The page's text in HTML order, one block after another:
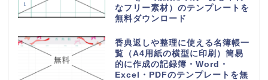
なフリー素材）のテンプレートを
無料ダウンロード
香典返しや整理に使える名簿帳一
覧（A4用紙の横型に印刷）簡易
的に作成の記録簿・Word・
Excel・PDFのテンプレートを無